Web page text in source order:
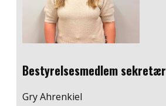
Bestyrelsesmedlem ​sekretær
Gry Ahrenkiel